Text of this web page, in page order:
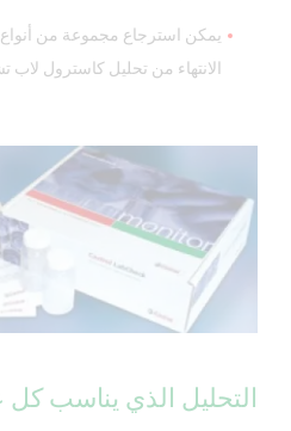
يمكن استرجاع مجموعة من أنواع
الانتهاء من تحليل كاسترول لاب
التحليل الذي يناسب